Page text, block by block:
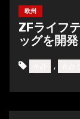
欧州
ZFライフ
ッグを開発
,